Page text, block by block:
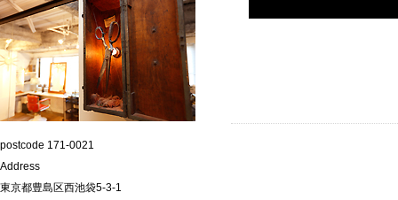
postcode 171-0021
Address
東京都豊島区西池袋5-3-1